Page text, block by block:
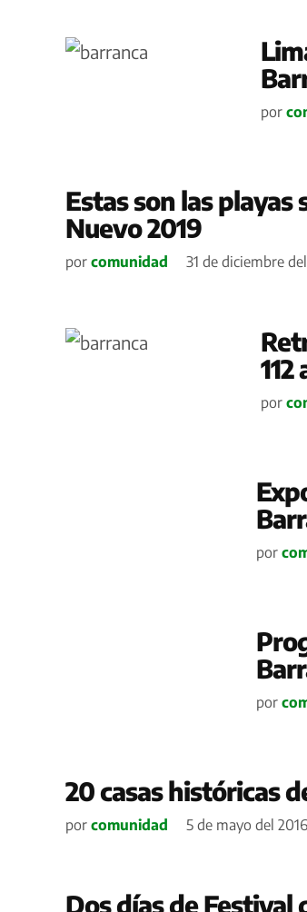
por
Estas son las
Nuevo 2019
por comunidad 31 de diciembre
por
por
por
20 casas históricas
por comunidad 5 de mayo del
Dos días de Festival